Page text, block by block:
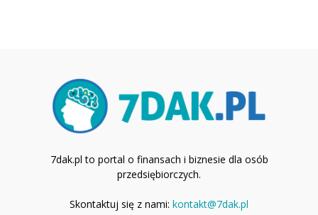
7dak.pl to portal o finansach i biznesie dla osób
przedsiębiorczych.
Skontaktuj się z nami: kontakt@7dak.pl